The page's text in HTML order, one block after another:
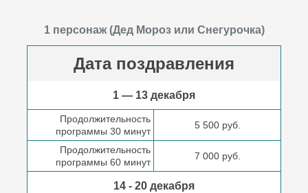
1 персонаж (Дед Мороз или Снегурочка)
Дата поздравления
1 — 13 декабря
Продолжительность
программы 30 минут
5 500 руб.
Продолжительность
программы 60 минут
7 000 руб.
14 - 20 декабря